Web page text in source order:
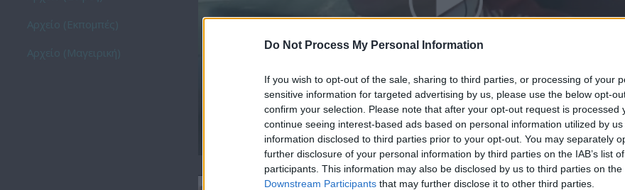
Do Not Process My Personal Information
If you wish to opt-out of the sale, sharing to third parties, or processing of your
sensitive information for targeted advertising by us, please use the below opt-
confirm your selection. Please note that after your opt-out request is processed
continue seeing interest-based ads based on personal information utilized by
information disclosed to third parties prior to your opt-out. You may separately
further disclosure of your personal information by third parties on the IAB’s list
participants. This information may also be disclosed by us to third parties on the
Downstream Participants that may further disclose it to other third parties.
Η Βεντέτα (2ος κύκλος) επ. 61